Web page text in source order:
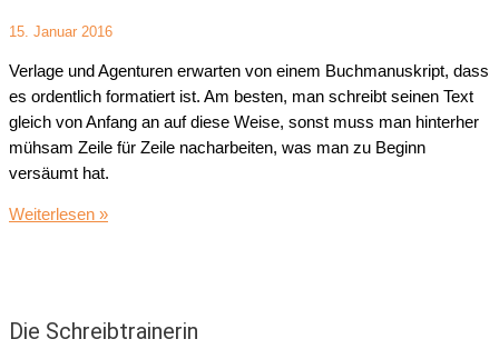
15. Januar 2016
Verlage und Agenturen erwarten von einem Buchmanuskript, dass
es ordentlich formatiert ist. Am besten, man schreibt seinen Text
gleich von Anfang an auf diese Weise, sonst muss man hinterher
mühsam Zeile für Zeile nacharbeiten, was man zu Beginn
versäumt hat.
Ein
Weiterlesen »
Die Schreibtrainerin